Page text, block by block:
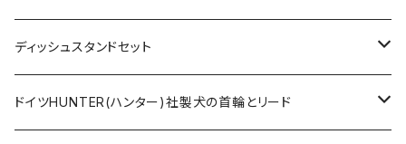
ロープとヌメ革の首輪とリード
ヌメ革の首輪とリード
ディッシュスタンドセット
無垢の木とステンレスのディッシュスタンドセット
ドイツHUNTER(ハンター)社製犬の首輪とリード